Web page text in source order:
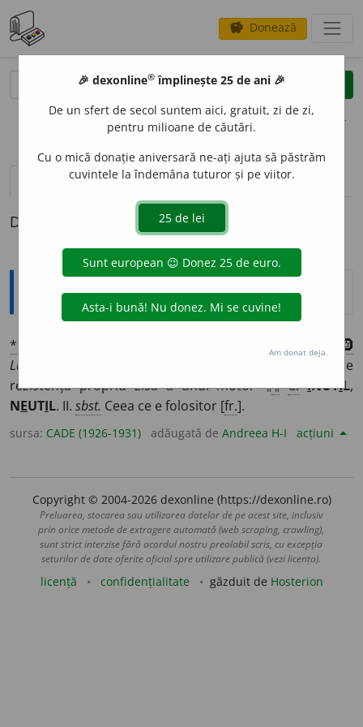
savings Donează
clear
opțiuni
definiții (1) pronunțievolume_up (50)
Definiția cu ID-ul 1357311:
Explicative DEX
*
🛞
Lucru ~
, energia necesară pentru a învinge
rezistența propriu zisă a unui motor ¶¶ C. INUTIL,
NEUTIL. II. sbst. Ceea ce e folositor [fr.].
sursa: CADE (1926-1931) adăugată de Andreea H-I acțiuni
Copyright © 2004-2026 dexonline (https://dexonline.ro)
Preluarea, stocarea sau utilizarea datelor de pe acest site, inclusiv
prin orice metode de extragere automată (web scraping, crawling),
sunt strict interzise fără acordul nostru prealabil scris, cu excepția
seturilor de date oferite oficial spre utilizare publică (vezi licența).
licență confidențialitate găzduit de Hosterion
🎉 dexonline® împlinește 25 de ani 🎉
De un sfert de secol suntem aici, gratuit, zi de zi,
pentru milioane de căutări.
Cu o mică donație aniversară ne-ați ajuta să păstrăm
cuvintele la îndemâna tuturor și pe viitor.
Am donat deja.